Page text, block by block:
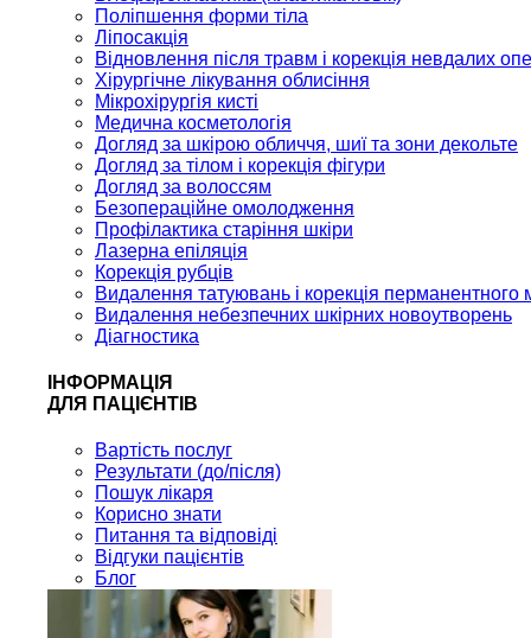
Поліпшення форми тіла
Ліпосакція
Відновлення після травм і корекція невдалих
Хірургічне лікування облисіння
Мікрохірургія кисті
Медична косметологія
Догляд за шкірою обличчя, шиї та зони декольте
Догляд за тілом і корекція фігури
Догляд за волоссям
Безопераційне омолодження
Профілактика старіння шкіри
Лазерна епіляція
Корекція рубців
Видалення татуювань і корекція перманентного
Видалення небезпечних шкірних новоутворень
Діагностика
ІНФОРМАЦІЯ
ДЛЯ ПАЦІЄНТІВ
Вартість послуг
Результати (до/після)
Пошук лікаря
Корисно знати
Питання та відповіді
Відгуки пацієнтів
Блог